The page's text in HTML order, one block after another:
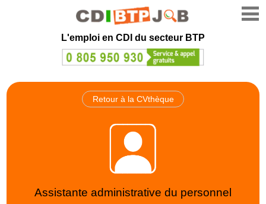
L'emploi en CDI du secteur BTP
Retour à la CVthèque
Assistante administrative du personnel